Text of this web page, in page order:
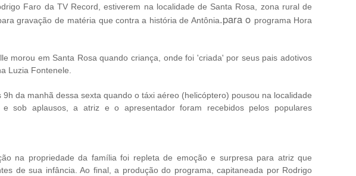
Faro da TV Record, estiverem na localidade de Santa Rosa, zona rural de
gravação de matéria que contra a história de Antônia.para o programa Hora
morou em Santa Rosa quando criança, onde foi 'criada' por seus pais adotivos
Luzia Fontenele.
9h da manhã dessa sexta quando o táxi aéreo (helicóptero) pousou na localidade
sob aplausos, a atriz e o apresentador foram recebidos pelos populares
na propriedade da família foi repleta de emoção e surpresa para atriz que
de sua infância. Ao final, a produção do programa, capitaneada por Rodrigo